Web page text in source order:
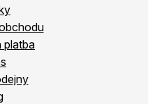
platba